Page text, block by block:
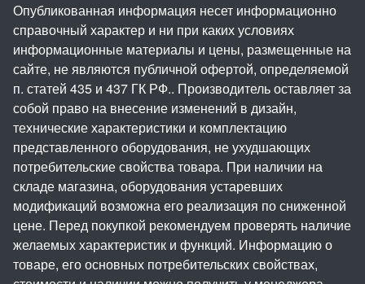
Опубликованная информация несет информационно
справочный характер и ни при каких условиях
информационные материалы и цены, размещенные на
сайте, не являются публичной офертой, определяемой
п. статей 435 и 437 ГК РФ.. Производитель оставляет за
собой право на внесение изменений в дизайн,
технические характеристики и комплектацию
представленного оборудования, не ухудшающих
потребительские свойства товара. При наличии на
складе магазина, оборудования устаревших
модификаций возможна его реализация по сниженной
цене. Перед покупкой рекомендуем проверять наличие
желаемых характеристик и функций. Информацию о
товаре, его основных потребительских свойствах,